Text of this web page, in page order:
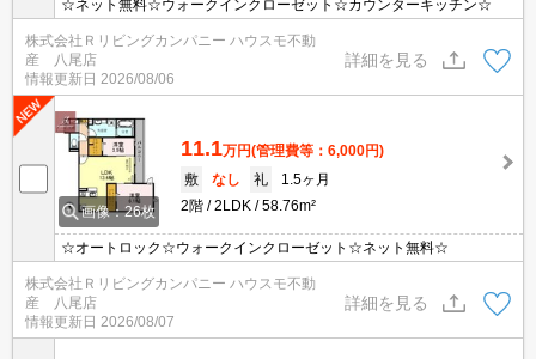
☆ネット無料☆ウォークインクローゼット☆カウンターキッチン☆
株式会社Ｒリビングカンパニー ハウスモ不動
産 八尾店
情報更新日 2026/08/06
詳細を見る
画像：26枚
11.1万円(管理費等：6,000円)
敷
なし 礼
1.5ヶ月
2階
2LDK 58.76m²
☆オートロック☆ウォークインクローゼット☆ネット無料☆
株式会社Ｒリビングカンパニー ハウスモ不動
産 八尾店
情報更新日 2026/08/07
詳細を見る